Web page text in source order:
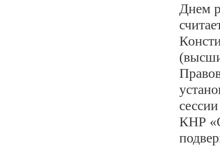
Днем
КНР